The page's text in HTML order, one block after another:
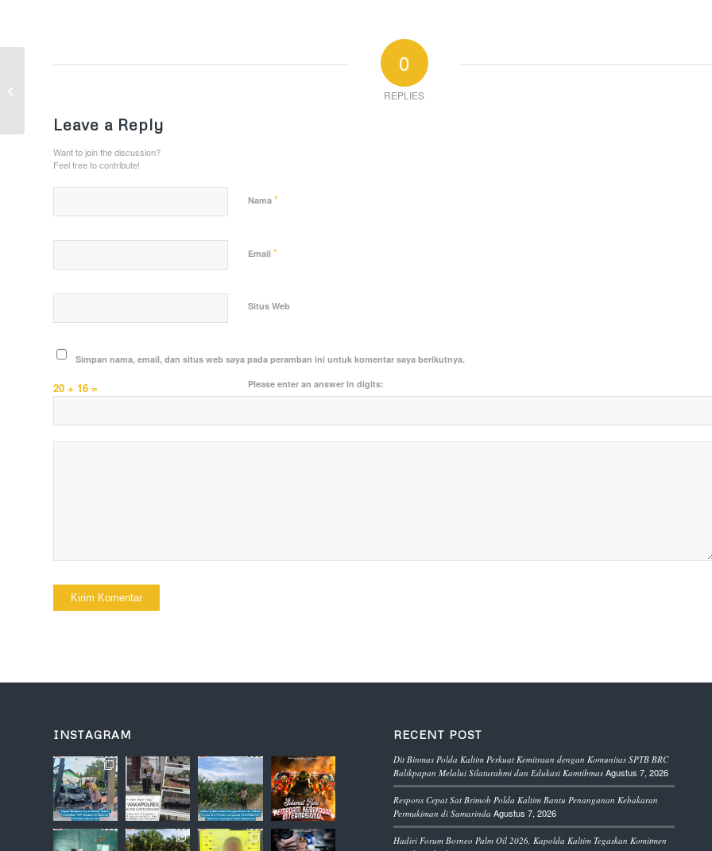
0
REPLIES
Leave a Reply
Want to join the discussion?
Feel free to contribute!
Nama *
Email *
Situs Web
Simpan nama, email, dan situs web saya pada peramban ini untuk komentar saya berikutnya.
Please enter an answer in digits:
20 + 16 =
INSTAGRAM RECENT POST
Dit Binmas Polda Kaltim Perkuat Kemitraan dengan Komunitas SPTB BRC
Balikpapan Melalui Silaturahmi dan Edukasi Kamtibmas Agustus 7, 2026
Respons Cepat Sat Brimob Polda Kaltim Bantu Penanganan Kebakaran
Permukiman di Samarinda Agustus 7, 2026
Hadiri Forum Borneo Palm Oil 2026, Kapolda Kaltim Tegaskan Komitmen
BNPT dan Densus 88
di Era Digital